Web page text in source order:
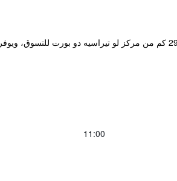
يقع مكان إقامة "La Maisonnette de la Plage du Rouet" في كاري-لو-رويه على بُعد 500 م من شاطئ رويه (Rouet) و29 كم من مركز لو تيراسيه دو بورت للتسوق، ويوفر
11:00